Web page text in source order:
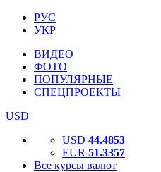
РУС
УКР
ВИДЕО
ФОТО
ПОПУЛЯРНЫЕ
СПЕЦПРОЕКТЫ
USD
USD 44.4853
EUR 51.3357
Все курсы валют